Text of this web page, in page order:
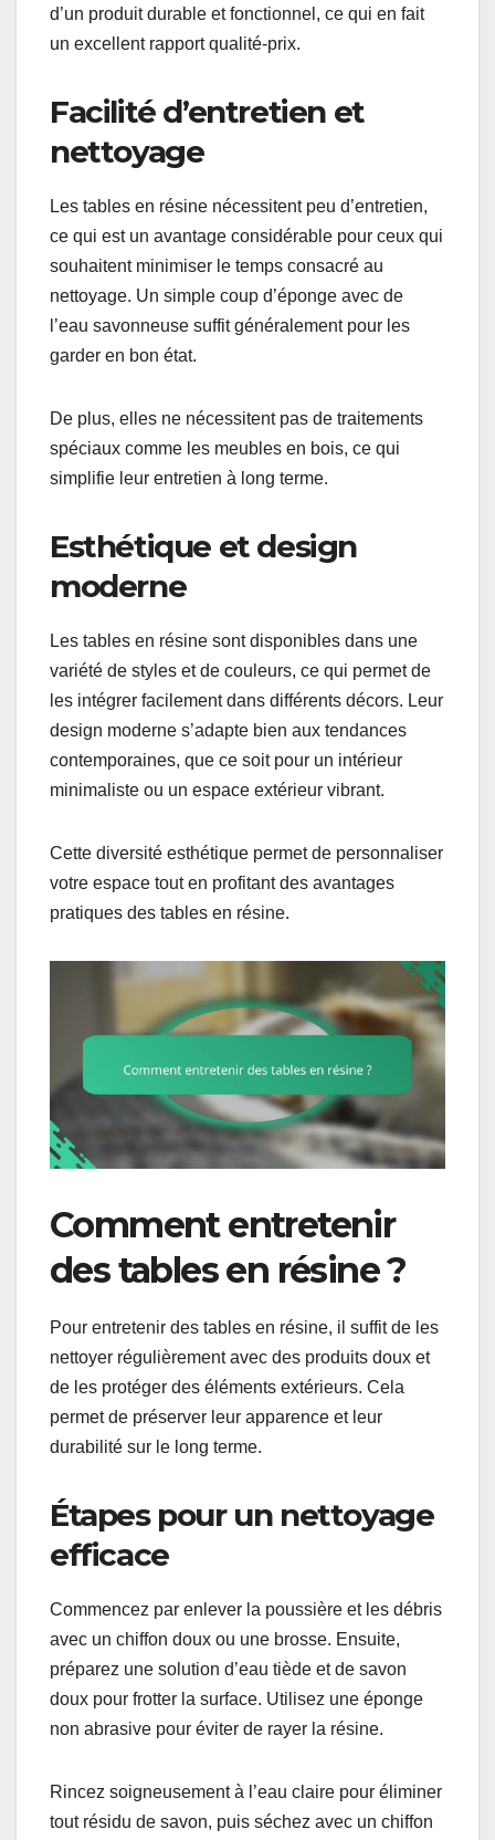
d’un produit durable et fonctionnel, ce qui en fait
un excellent rapport qualité-prix.
Facilité d’entretien et
nettoyage
Les tables en résine nécessitent peu d’entretien,
ce qui est un avantage considérable pour ceux qui
souhaitent minimiser le temps consacré au
nettoyage. Un simple coup d’éponge avec de
l’eau savonneuse suffit généralement pour les
garder en bon état.
De plus, elles ne nécessitent pas de traitements
spéciaux comme les meubles en bois, ce qui
simplifie leur entretien à long terme.
Esthétique et design
moderne
Les tables en résine sont disponibles dans une
variété de styles et de couleurs, ce qui permet de
les intégrer facilement dans différents décors. Leur
design moderne s’adapte bien aux tendances
contemporaines, que ce soit pour un intérieur
minimaliste ou un espace extérieur vibrant.
Cette diversité esthétique permet de personnaliser
votre espace tout en profitant des avantages
pratiques des tables en résine.
Comment entretenir
des tables en résine ?
Pour entretenir des tables en résine, il suffit de les
nettoyer régulièrement avec des produits doux et
de les protéger des éléments extérieurs. Cela
permet de préserver leur apparence et leur
durabilité sur le long terme.
Étapes pour un nettoyage
efficace
Commencez par enlever la poussière et les débris
avec un chiffon doux ou une brosse. Ensuite,
préparez une solution d’eau tiède et de savon
doux pour frotter la surface. Utilisez une éponge
non abrasive pour éviter de rayer la résine.
Rincez soigneusement à l’eau claire pour éliminer
tout résidu de savon, puis séchez avec un chiffon